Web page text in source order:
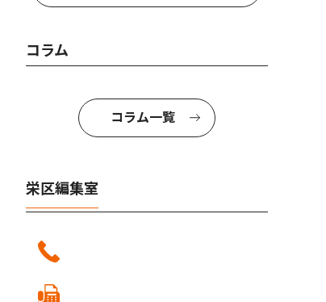
コラム
コラム一覧
栄区編集室